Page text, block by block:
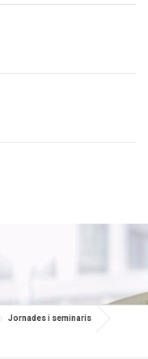
Jornades i seminaris